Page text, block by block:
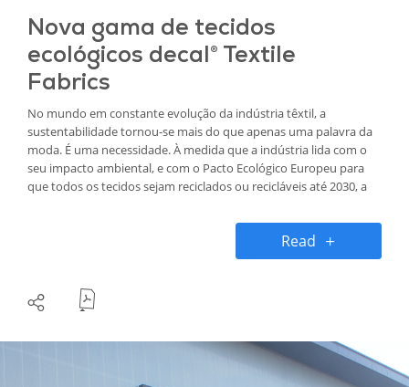
Nova gama de tecidos
ecológicos decal® Textile
Fabrics
No mundo em constante evolução da indústria têxtil, a
sustentabilidade tornou-se mais do que apenas uma palavra da
moda. É uma necessidade. À medida que a indústria lida com o
seu impacto ambiental, e com o Pacto Ecológico Europeu para
que todos os tecidos sejam reciclados ou recicláveis até 2030, a
Read